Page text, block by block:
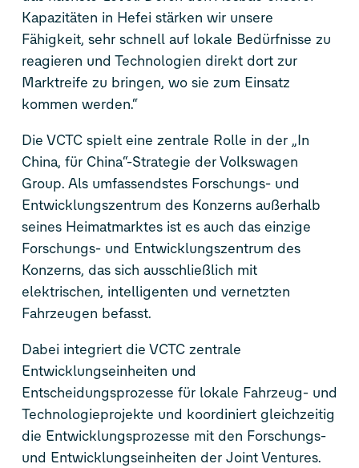
Kapazitäten in Hefei stärken wir unsere
Fähigkeit, sehr schnell auf lokale Bedürfnisse zu
reagieren und Technologien direkt dort zur
Marktreife zu bringen, wo sie zum Einsatz
kommen werden.“
Die VCTC spielt eine zentrale Rolle in der „In
China, für China“-Strategie der Volkswagen
Group. Als umfassendstes Forschungs- und
Entwicklungszentrum des Konzerns außerhalb
seines Heimatmarktes ist es auch das einzige
Forschungs- und Entwicklungszentrum des
Konzerns, das sich ausschließlich mit
elektrischen, intelligenten und vernetzten
Fahrzeugen befasst.
Dabei integriert die VCTC zentrale
Entwicklungseinheiten und
Entscheidungsprozesse für lokale Fahrzeug- und
Technologieprojekte und koordiniert gleichzeitig
die Entwicklungsprozesse mit den Forschungs-
und Entwicklungseinheiten der Joint Ventures.